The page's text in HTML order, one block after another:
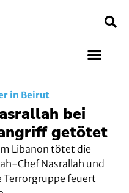
in Beirut
bei
getötet
Libanon tötet die
Chef Nasrallah und
Terrorgruppe feuert